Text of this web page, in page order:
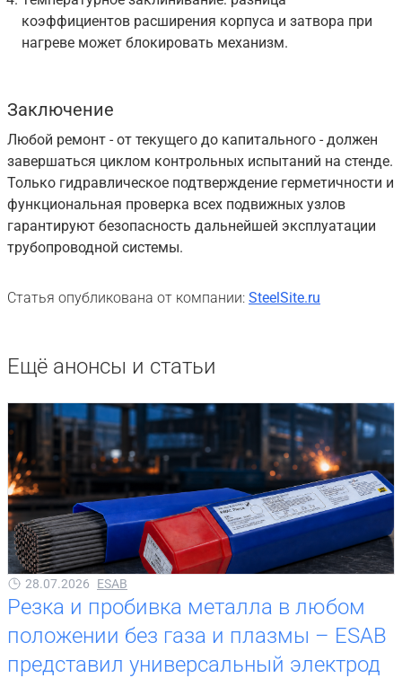
коэффициентов расширения корпуса и затвора при
нагреве может блокировать механизм.
Заключение
Любой ремонт - от текущего до капитального - должен
завершаться циклом контрольных испытаний на стенде.
Только гидравлическое подтверждение герметичности и
функциональная проверка всех подвижных узлов
гарантируют безопасность дальнейшей эксплуатации
трубопроводной системы.
Статья опубликована от компании: SteelSite.ru
Ещё анонсы и статьи
28.07.2026 ESAB
Резка и пробивка металла в любом
положении без газа и плазмы – ESAB
представил универсальный электрод